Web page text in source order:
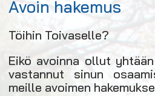
Avoin hakemus
Töihin Toivaselle?
Eikö avoinna ollut
vastannut sinun
meille avoimen